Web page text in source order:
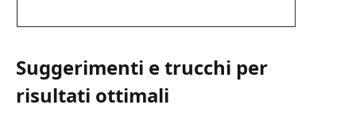
Suggerimenti e trucchi per
risultati ottimali